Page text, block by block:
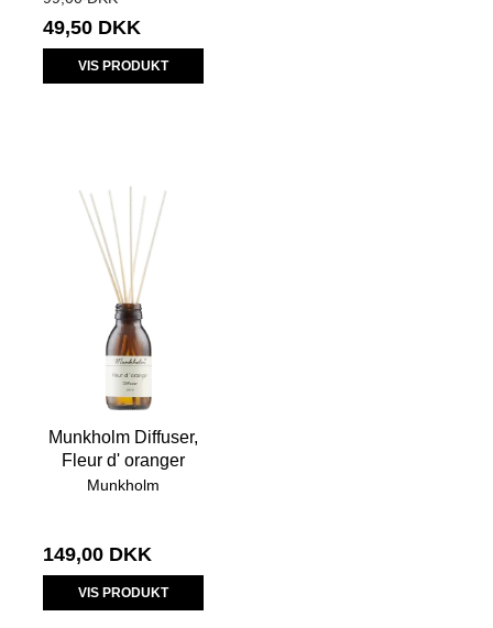
49,50 DKK
VIS PRODUKT
Munkholm Diffuser,
Fleur d' oranger
Munkholm
149,00 DKK
VIS PRODUKT